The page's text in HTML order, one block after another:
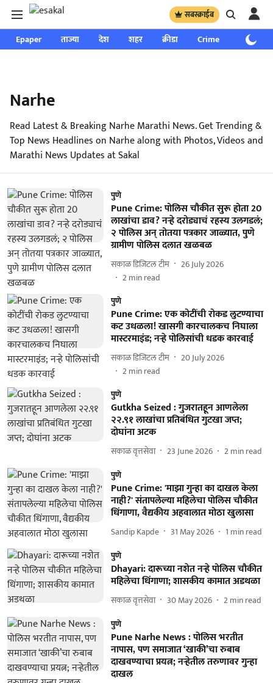
सबस्क्राईब
Epaper ताज्या देश शहर क्रीडा Crime साप्ताहिक
Narhe
Read Latest & Breaking Narhe Marathi News. Get Trending &
Top News Headlines on Narhe along with Photos, Videos and
Marathi News Updates at Sakal
पुणे
Pune Crime: पोलिस चौकीत सुरू होता 20
लाखांचा डाव? नऱ्हे दरोड्याचं रहस्य उलगडलं;
२ पोलिस अन् तोतया पत्रकार जाळ्यात, पुणे
ग्रामीण पोलिस दलात खळबळ
सकाळ डिजिटल टीम
26 July 2026
2min read
पुणे
Pune Crime: एक कोटींची रोकड लुटण्याचा
कट उधळला! खासगी कारचालकच निघाला
मास्टरमाइंड; नर्‍हे पोलिसांची धडक कारवाई
सकाळ डिजिटल टीम
20 July 2026
2min read
पुणे
Gutkha Seized : गुजरातहून आणलेला
२२.९१ लाखांचा प्रतिबंधित गुटखा जप्त;
दोघांना अटक
सकाळ वृत्तसेवा 23 June 2026 2min read
पुणे
Pune Crime: 'माझा गुन्हा का दाखल केला
नाही?' संतापलेल्या महिलेचा पोलिस चौकीत
धिंगाणा, वैद्यकीय अहवालात मोठा खुलासा
Sandip Kapde 31 May 2026 1 min read
पुणे
Dhayari: दारूच्या नशेत नऱ्हे पोलिस चौकीत
महिलेचा धिंगाणा; शासकीय कामात अडथळा
सकाळ वृत्तसेवा 30 May 2026 2min read
पुणे
Pune Narhe News : पोलिस भरतीत
नापास, पण समाजात ‘खाकी’चा रुबाब
दाखवण्याचा प्रयत्न; नऱ्हेतील तरुणावर गुन्हा
दाखल